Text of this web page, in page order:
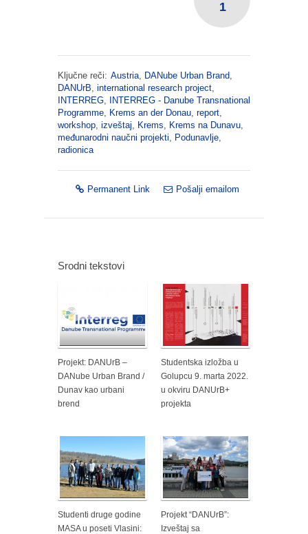
1
Ključne reči: Austria DANube Urban Brand
DANUrB international research project
INTERREG INTERREG - Danube Transnational
Programme Krems an der Donau report
workshop izveštaj Krems Krems na Dunavu
međunarodni naučni projekti
Podunavlje
radionica
Permanent Link Pošalji emailom
Srodni tekstovi
Projekt: DANUrB –
DANube Urban Brand /
Dunav kao urbani
brend
Studentska izložba u
Golupcu 9. marta 2022.
u okviru DANUrB+
projekta
Studenti druge godine
MASA u poseti Vlasini:
Projekt “DANUrB”:
Izveštaj sa